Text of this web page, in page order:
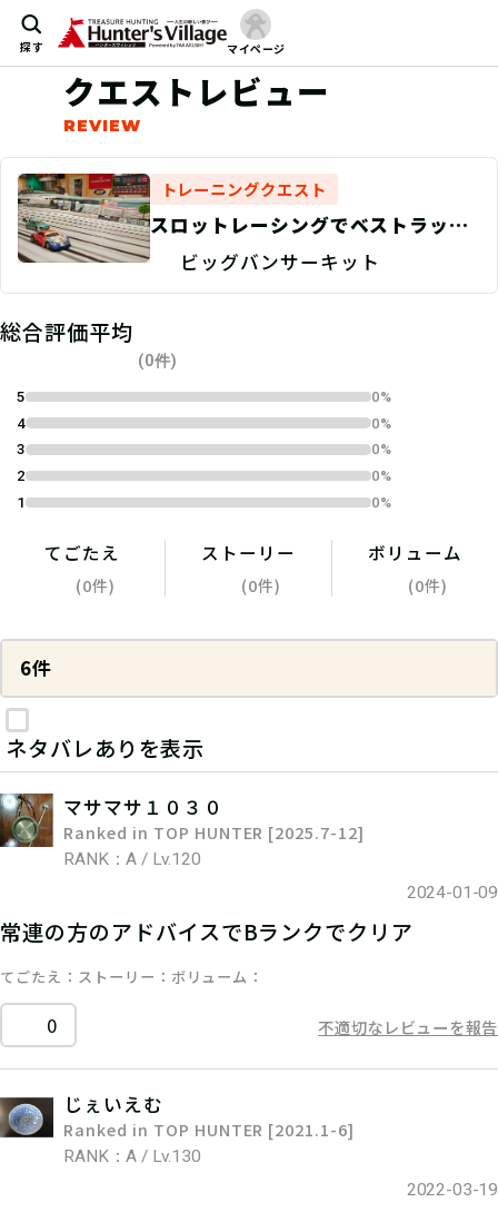
探す マイページ
クエストレビュー
トレーニングクエスト
スロットレーシングでベストラップ
を叩き出せ！
ビッグバンサーキット
総合評価平均
(0件)
5
0%
4
0%
3
0%
2
0%
1
0%
てごたえ
(0件)
ストーリー
(0件)
ボリューム
(0件)
6件
ネタバレありを表示
マサマサ１０３０
Ranked in TOP HUNTER [2025.7-12]
RANK：A / Lv.120
2024-01-09
常連の方のアドバイスでBランクでクリア
てごたえ ストーリー ボリューム
0 不適切なレビューを報告
じぇいえむ
Ranked in TOP HUNTER [2021.1-6]
RANK：A / Lv.130
2022-03-19